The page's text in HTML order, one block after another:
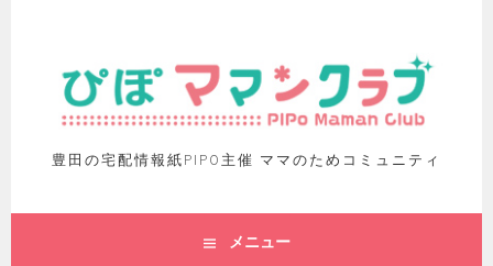
豊田の宅配情報紙PIPO主催 ママのためコミュニティ
メニュー